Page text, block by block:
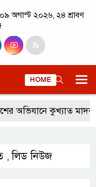
০৯ অগাস্ট ২০২৬, ২৪ শ্রাবণ
HOME
অভিযানে কুখ্যাত মাদক
,লিড নিউজ